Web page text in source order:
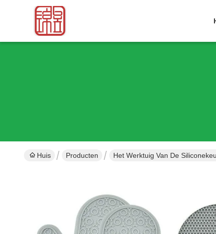
Huis Producten Het Werktuig Van De